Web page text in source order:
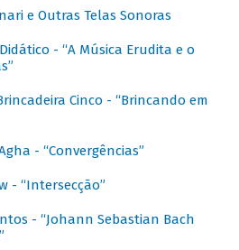
e Outras Telas Sonoras
- “A Música Erudita e o
Cinco - “Brincando em
- “Convergências”
- “Intersecção”
- “Johann Sebastian Bach